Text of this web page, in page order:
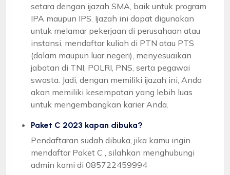
setara dengan ijazah SMA, baik untuk program
IPA maupun IPS. Ijazah ini dapat digunakan
untuk melamar pekerjaan di perusahaan atau
instansi, mendaftar kuliah di PTN atau PTS
(dalam maupun luar negeri), menyesuaikan
jabatan di TNI, POLRI, PNS, serta pegawai
swasta. Jadi, dengan memiliki ijazah ini, Anda
akan memiliki kesempatan yang lebih luas
untuk mengembangkan karier Anda.
Paket C 2023 kapan dibuka?
Pendaftaran sudah dibuka, jika kamu ingin
mendaftar Paket C , silahkan menghubungi
admin kami di 085722459994